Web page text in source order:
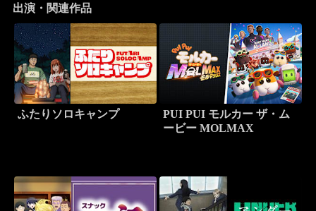
出演・関連作品
ふたりソロキャンプ
PUI PUI モルカー ザ・ム
ービー MOLMAX